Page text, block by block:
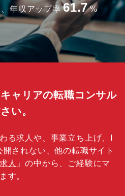
年収アップ率 61.7 %
ャリアの転職コンサル
い。
る求人や、事業立ち上げ、I
されない、他の転職サイト
人 」の中から、ご経験にマ
す。